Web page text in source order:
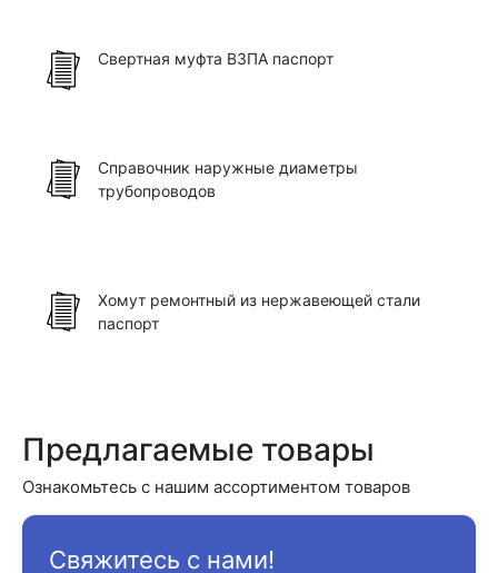
Свертная муфта ВЗПА паспорт
Справочник наружные диаметры
трубопроводов
Хомут ремонтный из нержавеющей стали
паспорт
Предлагаемые товары
Ознакомьтесь с нашим ассортиментом товаров
Свяжитесь с нами!